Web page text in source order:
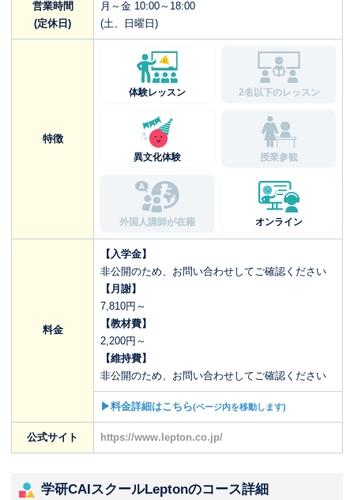
営業時間
(定休日)
月～金 10:00～18:00
(土、日曜日)
特徴
体験レッスン 2名以下のレッスン
異文化体験 授業参観
外国人講師が在籍 オンライン
料金
【入学金】
非公開のため、お問い合わせしてご確認ください
【月謝】
7,810円～
【教材費】
2,200円～
【維持費】
非公開のため、お問い合わせしてご確認ください
▶料金詳細はこちら(ページ内を移動します)
公式サイト https://www.lepton.co.jp/
学研CAIスクールLeptonのコース詳細